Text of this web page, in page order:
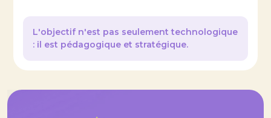
L'objectif n'est pas seulement technologique
: il est pédagogique et stratégique.